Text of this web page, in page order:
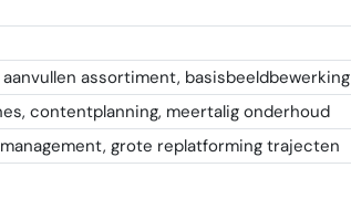
assortiment, basisbeeldbewerking
contentplanning, meertalig onderhoud
grote replatforming trajecten